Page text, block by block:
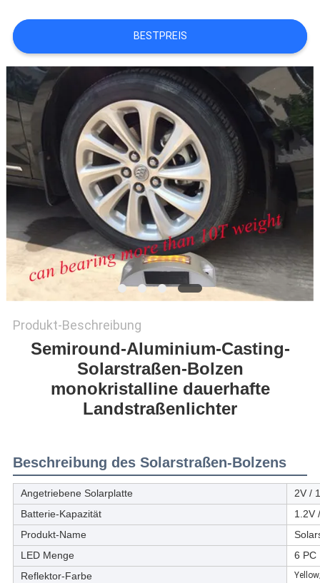
SIE
EIN
ANGEBOT
AN
ONLINE
SHOP
SITEMAP
DATENSCHUTZRICHTLINIE
BESTPREIS
Produkt-Beschreibung
Semiround-Aluminium-Casting-
Solarstraßen-Bolzen
monokristalline dauerhafte
Landstraßenlichter
Beschreibung des Solarstraßen-Bolzens
Angetriebene Solarplatte
2V /
Batterie-Kapazität
1.2V
Produkt-Name
LED Menge
6 PC
Reflektor-Farbe